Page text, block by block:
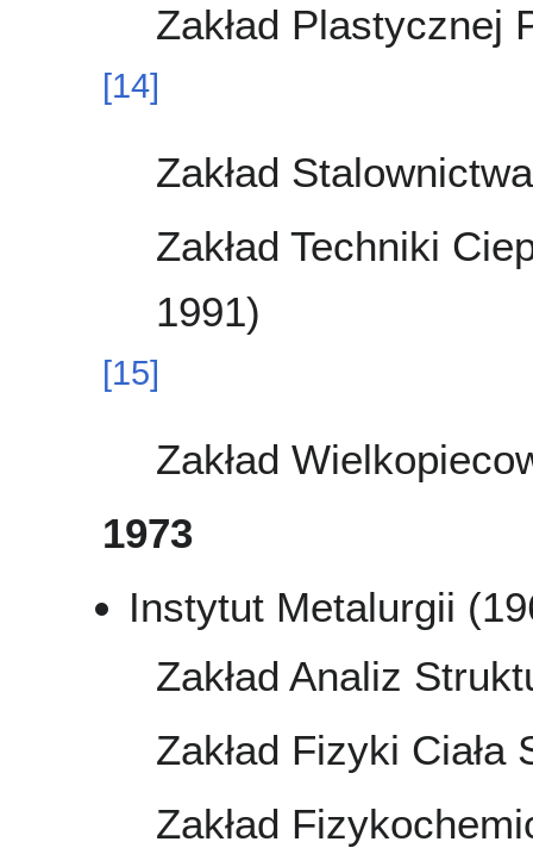
Zakład Plastycznej
[14]
Zakład
Zakład Techniki
1991)
[15]
Zakład
1973
Instytut Metalurgii
Zakład Analiz
Zakład Fizyki Ciała
Zakład